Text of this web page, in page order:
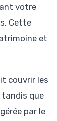
votre
Cette
et
couvrir les
tandis que
par le